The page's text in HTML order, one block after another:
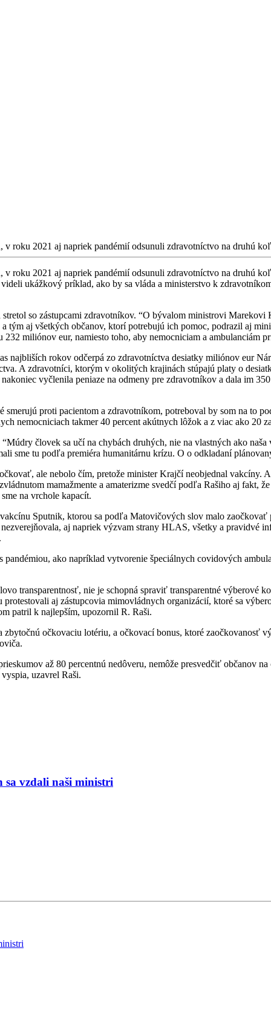
roku 2021 aj napriek pandémií odsunuli zdravotníctvo na druhú
roku 2021 aj napriek pandémií odsunuli zdravotníctvo na druhú
ukážkový príklad, ako by sa vláda a ministerstvo k
so zástupcami zdravotníkov. “O bývalom ministrovi
tým aj všetkých občanov, ktorí potrebujú ich pomoc, podrazil aj
miliónov eur, namiesto toho, aby nemocniciam a ambulanciám
najbliších rokov odčerpá zo zdravotníctva desiatky miliónov eur
A zdravotníci, ktorým v okolitých krajinách stúpajú platy o
vyčlenila peniaze na odmeny pre zdravotníkov a dala im
proti pacientom a zdravotníkom, potreboval by som na to
nemocniciach takmer 40 percent akútnych lôžok a z viac ako 20
človek sa učí na chybách druhých, nie na vlastných ako
sme tu podľa premiéra humanitárnu krízu. O o odkladaní
ale nebolo čím, pretože minister Krajčí neobjednal vakcíny.
mamažmente a amaterizme svedčí podľa Rašiho aj fakt,
na vrchole kapacít.
Sputnik, ktorou sa podľa Matovičových slov malo
aj napriek výzvam strany HLAS, všetky a pravidvé
ako napríklad vytvorenie špeciálnych covidových
transparentnosť, nie je schopná spraviť transparentné výberové
aj zástupcovia mimovládnych organizácií, ktoré sa
patril k najlepším, upozornil R. Raši.
očkovaciu lotériu, a očkovací bonus, ktoré zaočkovanosť
až 80 percentnú nedôveru, nemôže presvedčiť občanov
uzavrel Raši.
sa vzdali naši ministri